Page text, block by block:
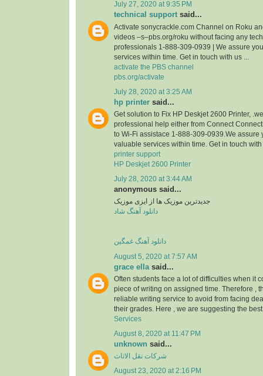
July 27, 2020 at 9:35 PM
technical support said...
Activate sonycrackle.com Channel on Roku
videos –s–pbs.org/roku without facing any
professionals 1-888-309-0939 | We assure
services within time. Get in touch with us ...
activate the PBS channel
pbs.org/activate
July 28, 2020 at 3:25 AM
hp printer said...
Get solution to Fix HP Deskjet 2600 Printer,
professional help either from Connect
to Wi-Fi assistace 1-888-309-0939.We assure
valuable services within time. Get in touch
printer support
HP Deskjet 2600 Printer
July 28, 2020 at 3:44 AM
anonymous said...
جدیدترین موزیک ها از ایزی موزیک
دانلود آهنگ شاد
دانلود آهنگ غمگین
August 5, 2020 at 7:57 AM
grace ella said...
Often students face a lot of difficulties when it
piece of writing on assigned time. Therefore ,
reliable writing service to avoid from facing
their grades. Here , we are suggesting the
Services
August 8, 2020 at 11:47 PM
unknown said...
شركات نقل الاثاث
August 23, 2020 at 2:16 PM